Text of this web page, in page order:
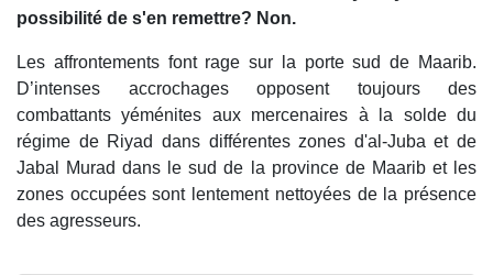
possibilité de s'en remettre? Non.
Les affrontements font rage sur la porte sud de Maarib.
D’intenses accrochages opposent toujours des
combattants yéménites aux mercenaires à la solde du
régime de Riyad dans différentes zones d'al-Juba et de
Jabal Murad dans le sud de la province de Maarib et les
zones occupées sont lentement nettoyées de la présence
des agresseurs.